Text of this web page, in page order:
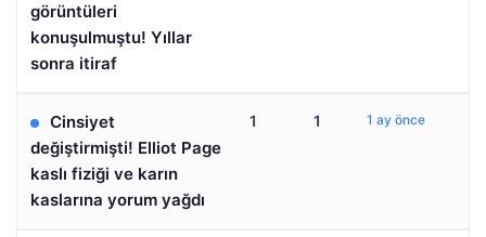
görüntüleri
konuşulmuştu! Yıllar
sonra itiraf
Cinsiyet
değiştirmişti! Elliot Page
kaslı fiziği ve karın
kaslarına yorum yağdı
1 1 1 ay önce